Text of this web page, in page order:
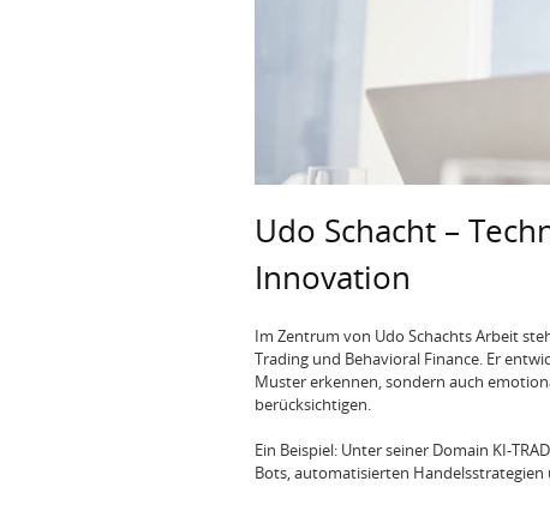
Udo Schacht –
Innovation
Im Zentrum von Udo Schachts Arbeit
Trading und Behavioral Finance. Er
Muster erkennen, sondern auch
berücksichtigen.
Ein Beispiel: Unter seiner Domain
Bots, automatisierten